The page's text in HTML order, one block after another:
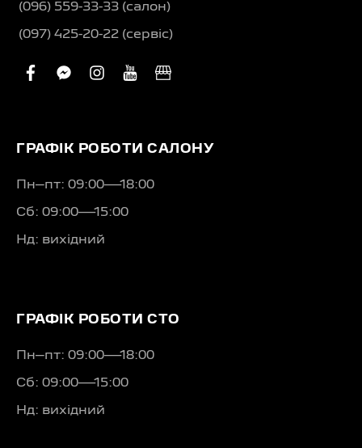
(096) 559-33-33 (салон)
(097) 425-20-22 (сервіс)
facebook
facebook-
instagram
youtube
business
ГРАФІК РОБОТИ САЛОНУ
Пн–пт: 09:00—18:00
Сб: 09:00—15:00
Нд: вихідний
ГРАФІК РОБОТИ СТО
Пн–пт: 09:00—18:00
Сб: 09:00—15:00
Нд: вихідний